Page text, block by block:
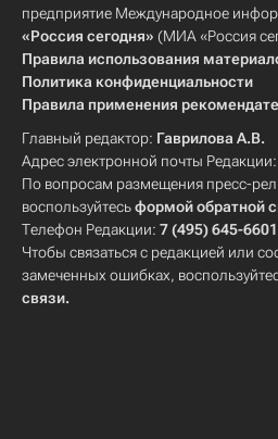
предприятие Международное
«Россия сегодня» (МИА «Россия
Правила использования
Политика конфиденциальности
Правила применения
Главный редактор: Гаврилова А.В.
Адрес электронной почты Редакции:
По вопросам размещения пресс-
воспользуйтесьформой обратной
Телефон Редакции: 7 (495) 645-6601
Чтобы связаться с редакцией или
замеченных ошибках,
связи.